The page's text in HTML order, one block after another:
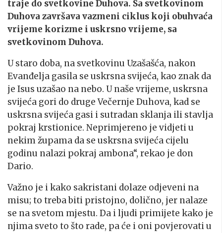
traje do svetkovine Duhova. Sa svetkovinom
Duhova završava vazmeni ciklus koji obuhvaća
vrijeme korizme i uskrsno vrijeme, sa
svetkovinom Duhova.
U staro doba, na svetkovinu Uzašašća, nakon
Evanđelja gasila se uskrsna svijeća, kao znak da
je Isus uzašao na nebo. U naše vrijeme, uskrsna
svijeća gori do druge Večernje Duhova, kad se
uskrsna svijeća gasi i sutradan sklanja ili stavlja
pokraj krstionice. Neprimjereno je vidjeti u
nekim župama da se uskrsna svijeća cijelu
godinu nalazi pokraj ambona“, rekao je don
Dario.
Važno je i kako sakristani dolaze odjeveni na
misu; to treba biti pristojno, dolično, jer nalaze
se na svetom mjestu. Da i ljudi primijete kako je
njima sveto to što rade, pa će i oni povjerovati u